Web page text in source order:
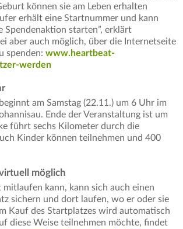
können sie am Leben erhalten
erhält eine Startnummer und kann
Spendenaktion starten”, erklärt
aber auch möglich, über die Internetseite
spenden: www.heartbeat-
werden
am Samstag (22.11.) um 6 Uhr im
Ende der Veranstaltung ist um
führt sechs Kilometer durch die
Kinder können teilnehmen und 400
möglich
kann, kann sich auch einen
sichern und dort laufen, wo er oder sie
Kauf des Startplatzes wird automatisch
diese Weise teilnehmen möchte, findet